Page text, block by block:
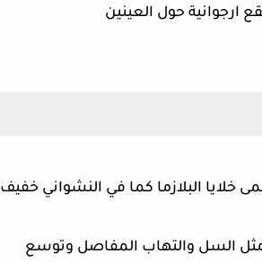
ارجوانية حول العينين
خلايا البلازما كما في النشواني خفيف
مثل السل والتهاب المفاصل وتوسع